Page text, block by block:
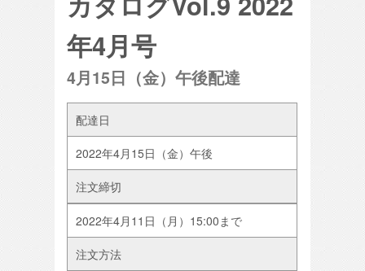
年4月号
4月15日（金）午後配達
配達日
2022年4月15日（金）午後
注文締切
2022年4月11日（月）15:00まで
注文方法